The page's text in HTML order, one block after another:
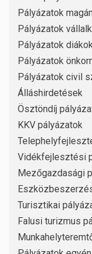
Pályázatok
Pályázatok
Pályázatok
Pályázatok
Pályázatok civil
Álláshirdetések
Ösztöndíj
KKV pályázatok
Vidékfejlesztési
Mezőgazdasági
Turisztikai
Falusi turizmus